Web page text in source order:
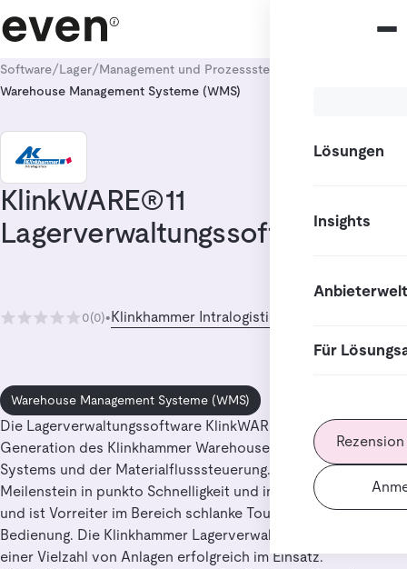
Lösungen
Insights
Anbieterwelt
Für
Software/Lager/Management und Prozesssteuerung
Warehouse Management Systeme (WMS)
KlinkWARE®11
Lagerverwaltungssoftware
0(0)•Klinkhammer Intralogistics GmbH
Warehouse Management Systeme (WMS)
Die Lagerverwaltungssoftware KlinkWARE®11 ist die neue
Generation des Klinkhammer Warehouse Management
Systems und der Materialflusssteuerung. Sie setzt einen
Meilenstein in punkto Schnelligkeit und intuitiver Bedienung
und ist Vorreiter im Bereich schlanke Touchscreen-
Bedienung. Die Klinkhammer Lagerverwaltungssoftware ist in
einer Vielzahl von Anlagen erfolgreich im Einsatz.